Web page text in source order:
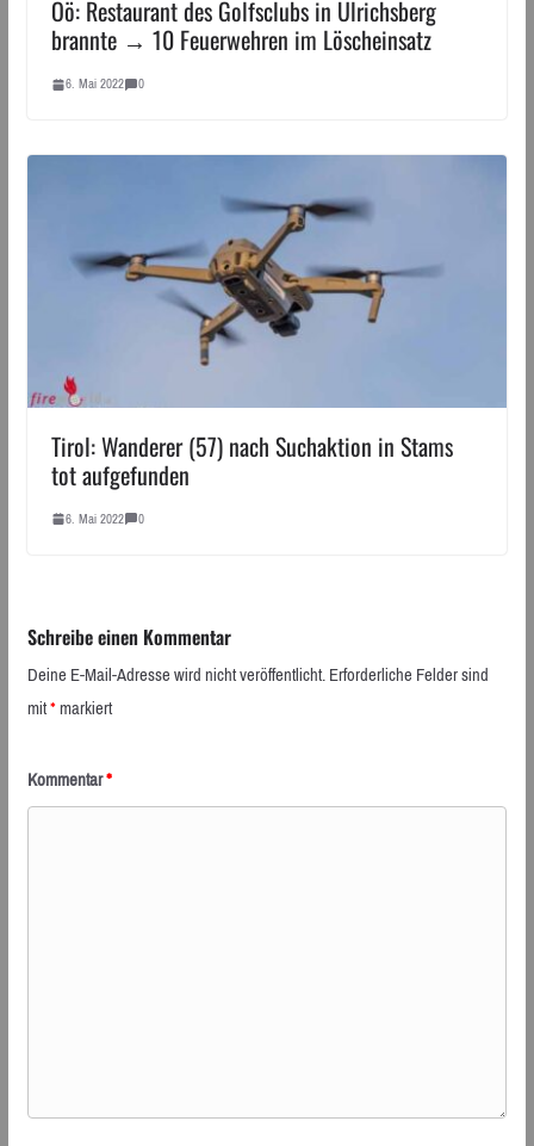
Oö: Restaurant des Golfsclubs in Ulrichsberg
brannte → 10 Feuerwehren im Löscheinsatz
6. Mai 2022 0
Tirol: Wanderer (57) nach Suchaktion in Stams
tot aufgefunden
6. Mai 2022 0
Schreibe einen Kommentar
Deine E-Mail-Adresse wird nicht veröffentlicht.Erforderliche Felder sind
mit*markiert
Kommentar*